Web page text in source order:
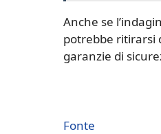
Anche se
potrebbe ritirarsi
garanzie di
Fonte